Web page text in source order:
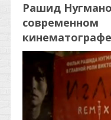
Рашид
современном
кинематографе